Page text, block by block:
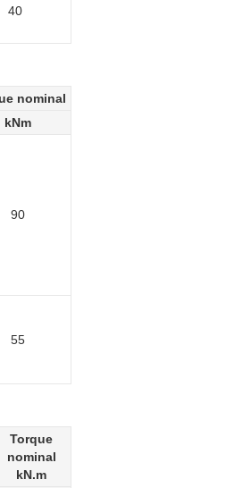
40
nominal
kNm
90
55
Torque
nominal
kN.m